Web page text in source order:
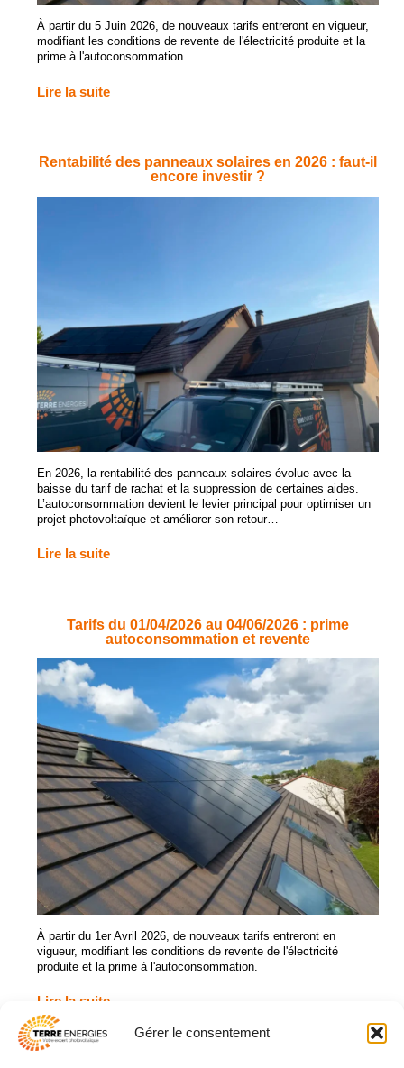
Gérer le consentement
À partir du 5 Juin 2026, de nouveaux tarifs entreront en vigueur,
modifiant les conditions de revente de l'électricité produite et la
prime à l'autoconsommation.
Lire la suite
Rentabilité des panneaux solaires en 2026 : faut-il
encore investir ?
En 2026, la rentabilité des panneaux solaires évolue avec la
baisse du tarif de rachat et la suppression de certaines aides.
L’autoconsommation devient le levier principal pour optimiser un
projet photovoltaïque et améliorer son retour…
Lire la suite
Tarifs du 01/04/2026 au 04/06/2026 : prime
autoconsommation et revente
À partir du 1er Avril 2026, de nouveaux tarifs entreront en
vigueur, modifiant les conditions de revente de l'électricité
produite et la prime à l'autoconsommation.
Lire la suite